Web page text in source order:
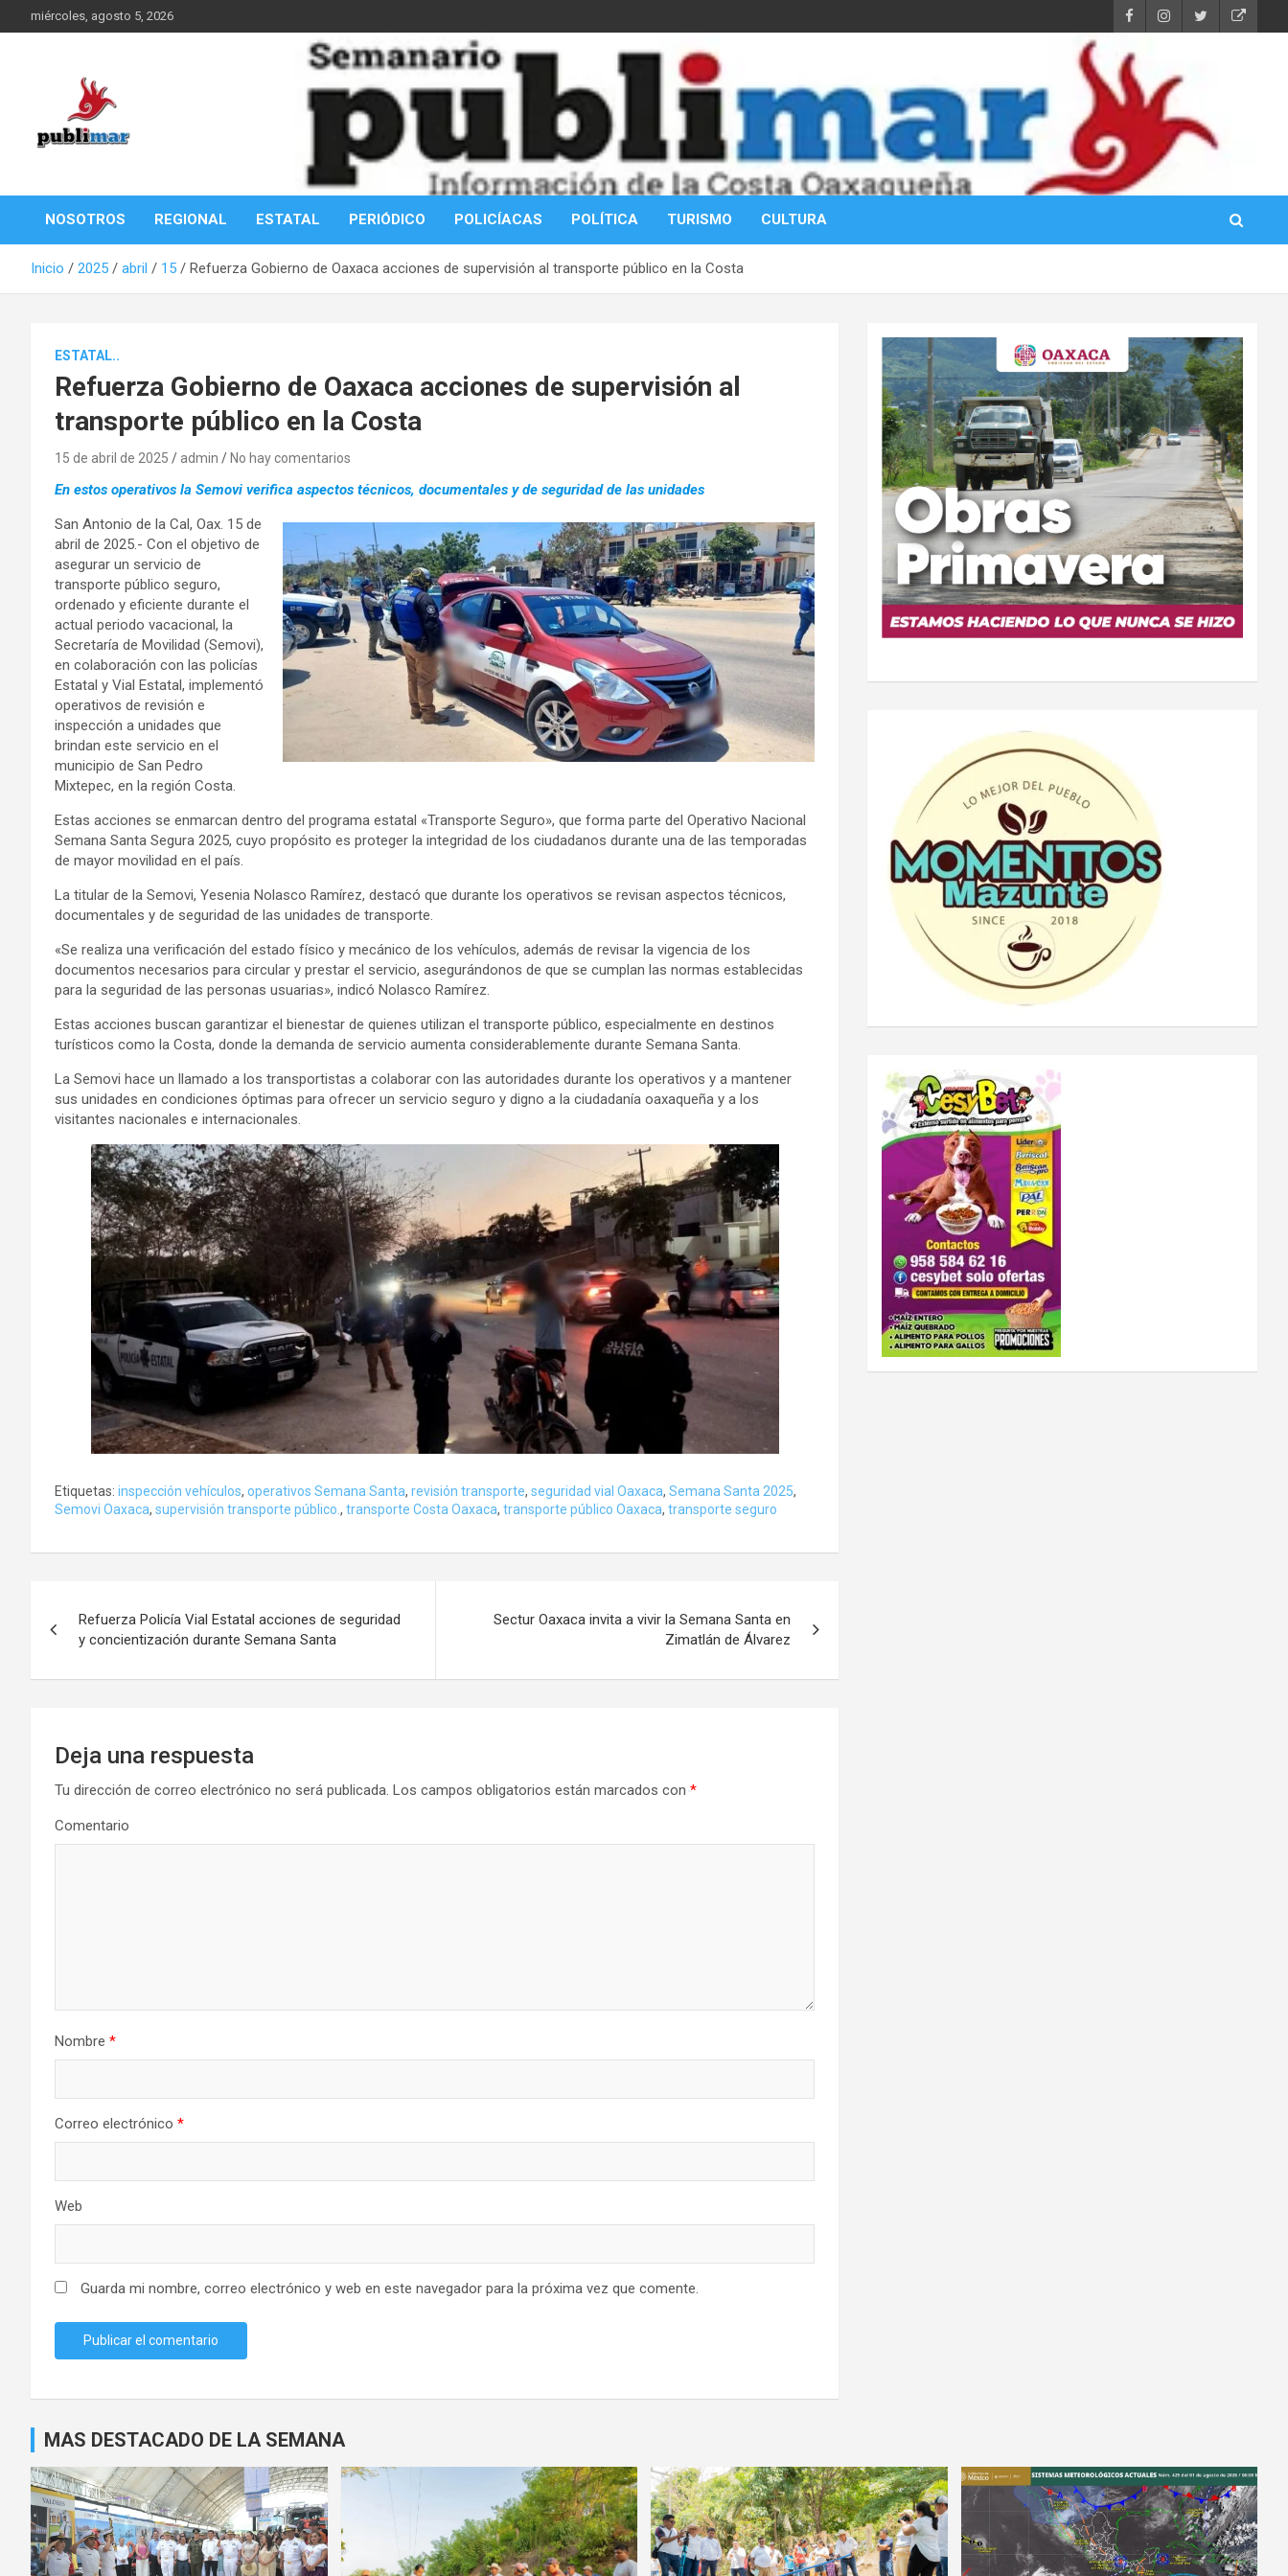
al
miércoles, agosto 5, 2026
PubliMar
NOSOTROS REGIONAL ESTATAL PERIÓDICO POLICÍACAS POLÍTICA TURISMO CULTURA
Inicio 2025 abril 15 Refuerza Gobierno de Oaxaca acciones de supervisión al transporte público en la Costa
ESTATAL..
Refuerza Gobierno de Oaxaca acciones de supervisión al
transporte público en la Costa
15 de abril de 2025 admin No hay comentarios
En estos operativos la Semovi verifica aspectos técnicos, documentales y de seguridad de las unidades
San Antonio de la Cal, Oax. 15 de
abril de 2025.- Con el objetivo de
asegurar un servicio de
transporte público seguro,
ordenado y eficiente durante el
actual periodo vacacional, la
Secretaría de Movilidad (Semovi),
en colaboración con las policías
Estatal y Vial Estatal, implementó
operativos de revisión e
inspección a unidades que
brindan este servicio en el
municipio de San Pedro
Mixtepec, en la región Costa.
Estas acciones se enmarcan dentro del programa estatal «Transporte Seguro», que forma parte del Operativo Nacional
Semana Santa Segura 2025, cuyo propósito es proteger la integridad de los ciudadanos durante una de las temporadas
de mayor movilidad en el país.
La titular de la Semovi, Yesenia Nolasco Ramírez, destacó que durante los operativos se revisan aspectos técnicos,
documentales y de seguridad de las unidades de transporte.
«Se realiza una verificación del estado físico y mecánico de los vehículos, además de revisar la vigencia de los
documentos necesarios para circular y prestar el servicio, asegurándonos de que se cumplan las normas establecidas
para la seguridad de las personas usuarias», indicó Nolasco Ramírez.
Estas acciones buscan garantizar el bienestar de quienes utilizan el transporte público, especialmente en destinos
turísticos como la Costa, donde la demanda de servicio aumenta considerablemente durante Semana Santa.
La Semovi hace un llamado a los transportistas a colaborar con las autoridades durante los operativos y a mantener
sus unidades en condiciones óptimas para ofrecer un servicio seguro y digno a la ciudadanía oaxaqueña y a los
visitantes nacionales e internacionales.
Etiquetas: inspección vehículos, operativos Semana Santa, revisión transporte, seguridad vial Oaxaca, Semana Santa 2025,
Semovi Oaxaca, supervisión transporte público. , transporte Costa Oaxaca, transporte público Oaxaca, transporte seguro
de
entradas
Refuerza Policía Vial Estatal acciones de seguridad
y concientización durante Semana Santa
Sectur Oaxaca invita a vivir la Semana Santa en
Zimatlán de Álvarez
Deja una respuesta
Tu dirección de correo electrónico no será publicada. Los campos obligatorios están marcados con *
Comentario
Nombre *
Correo electrónico *
Web
Guarda mi nombre, correo electrónico y web en este navegador para la próxima vez que comente.
MAS DESTACADO DE LA SEMANA